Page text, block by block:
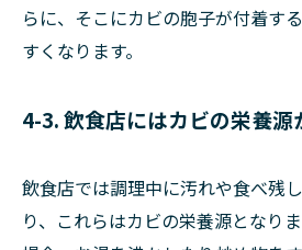
らに、そこにカビの胞子が付着す
すくなります。
4-3. 飲食店にはカビの栄養源
飲食店では調理中に汚れや食べ残
り、これらはカビの栄養源となり